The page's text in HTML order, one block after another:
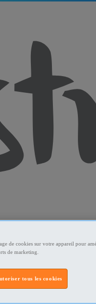
de cookies sur votre appareil pour
de marketing.
tous les cookies